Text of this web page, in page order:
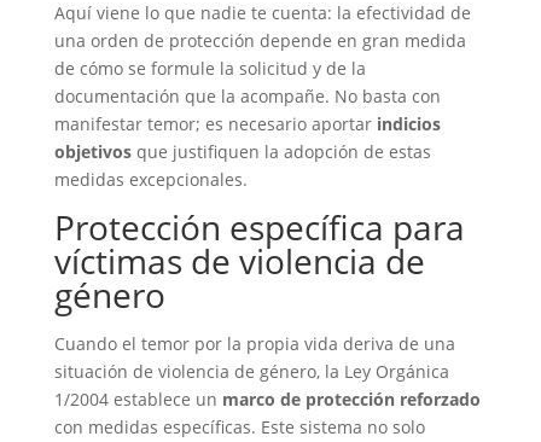
Aquí viene lo que nadie te cuenta: la efectividad de
una orden de protección depende en gran medida
de cómo se formule la solicitud y de la
documentación que la acompañe. No basta con
manifestar temor; es necesario aportar indicios
objetivosque justifiquen la adopción de estas
medidas excepcionales.
Protección específica para
víctimas de violencia de
género
Cuando el temor por la propia vida deriva de una
situación de violencia de género, la Ley Orgánica
1/2004 establece un marco de protección reforzado
con medidas específicas. Este sistema no solo